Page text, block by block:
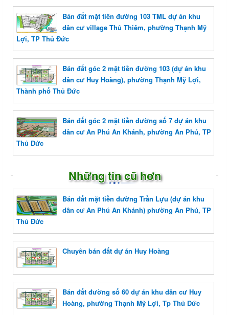
Bán đất mặt tiền đường 103 TML dự án khu
dân cư village Thủ Thiêm, phường Thạnh Mỹ
Lợi, TP Thủ Đức
Bán đất góc 2 mặt tiền đường 103 (dự án khu
dân cư Huy Hoàng), phường Thạnh Mỹ Lợi,
Thành phố Thủ Đức
Bán đất góc 2 mặt tiền đường số 7 dự án khu
dân cư An Phú An Khánh, phường An Phú, TP
Thủ Đức
Những tin cũ hơn
Bán đất mặt tiền đường Trần Lựu (dự án khu
dân cư An Phú An Khánh) phường An Phú, TP
Thủ Đức
Chuyên bán đất dự án Huy Hoàng
Bán đất đường số 60 dự án khu dân cư Huy
Hoàng, phường Thạnh Mỹ Lợi, Tp Thủ Đức